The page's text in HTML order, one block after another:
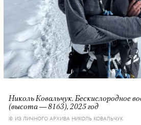
Николь Ковальчук. Бескислородное
(высота — 8163), 2025 год
© ИЗ ЛИЧНОГО АРХИВА НИКОЛЬ КОВАЛЬЧУК